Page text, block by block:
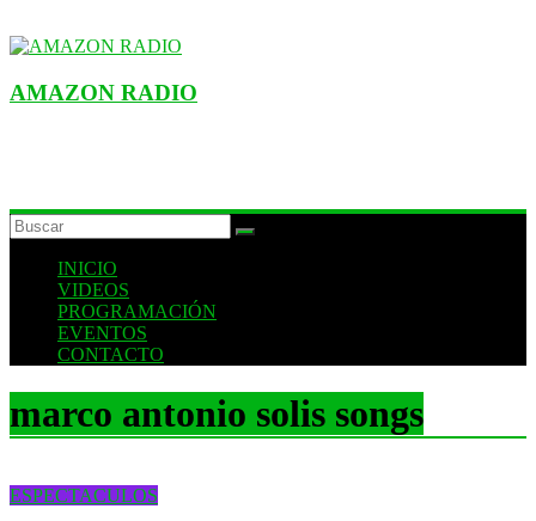
AMAZON RADIO
INICIO
VIDEOS
PROGRAMACIÓN
EVENTOS
CONTACTO
marco antonio solis songs
ESPECTACULOS